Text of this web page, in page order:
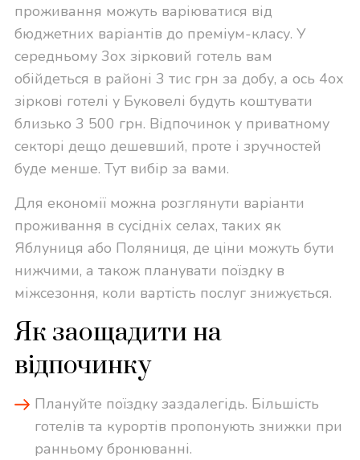
проживання можуть варіюватися від
бюджетних варіантів до преміум-класу. У
середньому 3ох зірковий готель вам
обійдеться в районі 3 тис грн за добу, а ось 4ох
зіркові готелі у Буковелі будуть коштувати
близько 3 500 грн. Відпочинок у приватному
секторі дещо дешевший, проте і зручностей
буде менше. Тут вибір за вами.
Для економії можна розглянути варіанти
проживання в сусідніх селах, таких як
Яблуниця або Поляниця, де ціни можуть бути
нижчими, а також планувати поїздку в
міжсезоння, коли вартість послуг знижується.
Як заощадити на
відпочинку
Плануйте поїздку заздалегідь. Більшість
готелів та курортів пропонують знижки при
ранньому бронюванні.